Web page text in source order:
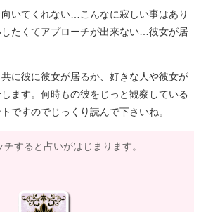
いてくれない…こんなに寂しい事はあり
したくてアプローチが出来ない…彼女が居
に彼に彼女が居るか、好きな人や彼女が
ます。何時もの彼をじっと観察している
ですのでじっくり読んで下さいね。
チすると占いがはじまります。